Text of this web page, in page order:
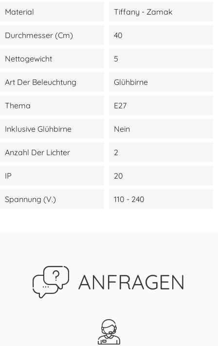
Material Tiffany - Zamak
Durchmesser (cm) 40
Nettogewicht 5
Art Der Beleuchtung Glühbirne
Thema E27
Inklusive Glühbirne Nein
Anzahl Der Lichter 2
IP 20
Spannung (V.) 110 - 240
ANFRAGEN